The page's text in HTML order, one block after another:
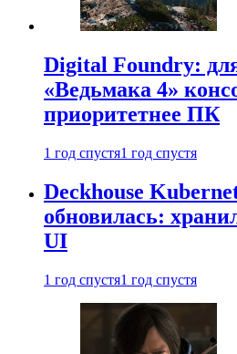
Digital Foundry:
«Ведьмака 4»
приоритетнее ПК
1 год спустя1 год спустя
Deckhouse
обновилась:
UI
1 год спустя1 год спустя